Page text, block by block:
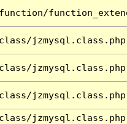
jzmysql.class.php
jzmysql.class.php
jzmysql.class.php
jzmysql.class.php